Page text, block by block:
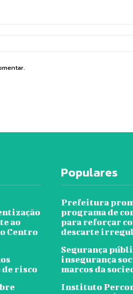
ao
Centro
de risco
Populares
Prefeitura
programa de
para reforçar
descarte
Segurança
insegurança
marcos da
Instituto